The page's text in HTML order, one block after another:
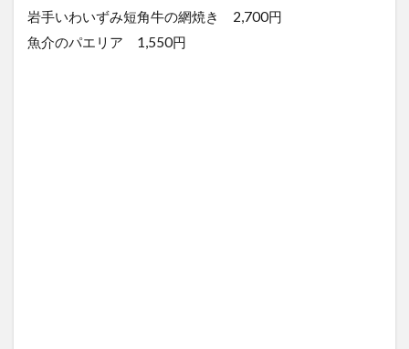
岩手いわいずみ短角牛の網焼き 2,700円
魚介のパエリア 1,550円